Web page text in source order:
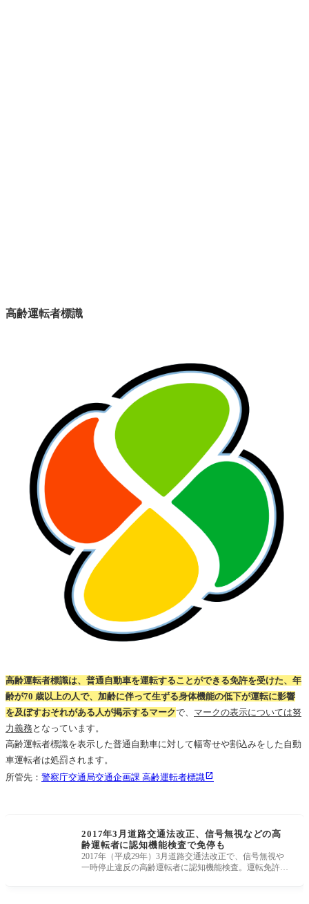
高齢運転者標識
高齢運転者標識は、普通自動車を運転することができる免許を受けた、年
齢が70 歳以上の人で、加齢に伴って生ずる身体機能の低下が運転に影響
を及ぼすおそれがある人が掲示するマークで、 マークの表示については努
力義務となっています。
高齢運転者標識を表示した普通自動車に対して幅寄せや割込みをした自動
車運転者は処罰されます。
所管先： 警察庁交通局交通企画課 高齢運転者標識
2017年3月道路交通法改正、信号無視などの高
齢運転者に認知機能検査で免停も
2017年（平成29年）3月道路交通法改正で、信号無視や
一時停止違反の高齢運転者に認知機能検査。運転免許の